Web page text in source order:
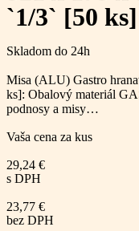
`1/3` [50 ks]
Skladom do 24h
Misa (ALU) Gastro
ks]: Obalový materiál
podnosy a misy…
Vaša cena za kus
29,24 €
s DPH
23,77 €
bez DPH